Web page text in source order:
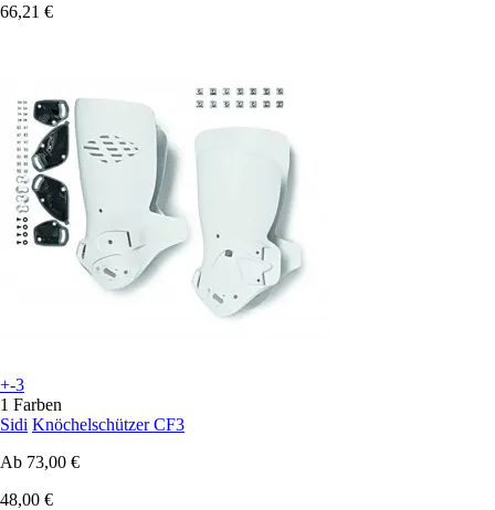
66,21 €
+-3
1 Farben
Sidi Knöchelschützer CF3
Ab 73,00 €
48,00 €